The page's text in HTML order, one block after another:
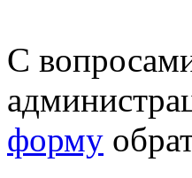
С
форму